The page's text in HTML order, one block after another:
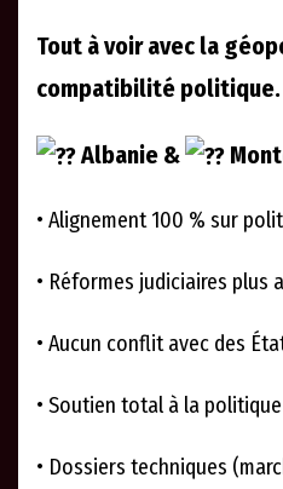
Tout à voir avec la
compatibilité politique.
Albanie &
• Alignement 100 % sur
• Réformes judiciaires plus
• Aucun conflit avec des
• Soutien total à la
• Dossiers techniques